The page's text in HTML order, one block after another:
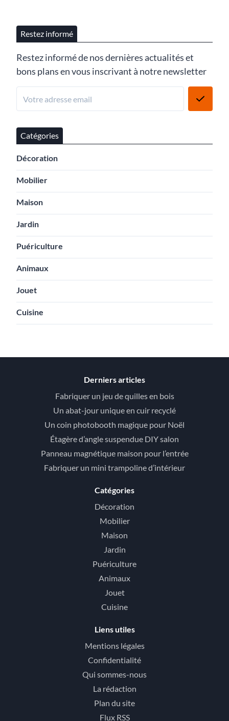
Restez informé
Restez informé de nos dernières actualités et
bons plans en vous inscrivant à notre newsletter
Catégories
Décoration
Mobilier
Maison
Jardin
Puériculture
Animaux
Jouet
Cuisine
Derniers articles
Fabriquer un jeu de quilles en bois
Un abat-jour unique en cuir recyclé
Un coin photobooth magique pour Noël
Étagère d’angle suspendue DIY salon
Panneau magnétique maison pour l’entrée
Fabriquer un mini trampoline d’intérieur
Catégories
Décoration
Mobilier
Maison
Jardin
Puériculture
Animaux
Jouet
Cuisine
Liens utiles
Mentions légales
Confidentialité
Qui sommes-nous
La rédaction
Plan du site
Flux RSS